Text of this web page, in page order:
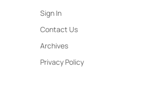
Sign In
Contact Us
Archives
Privacy Policy